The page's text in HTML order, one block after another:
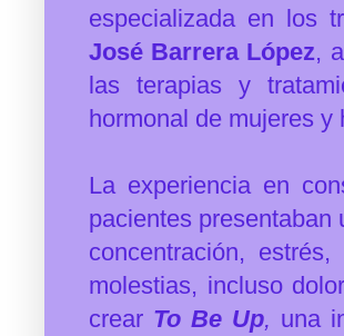
especializada en los
José Barrera López,
las terapias y
hormonal de mujeres y
La experiencia en
pacientes presentaban
concentración,
molestias, incluso
crear To Be Up, una